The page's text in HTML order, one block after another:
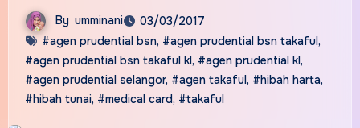
By umminani
03/03/2017
#agen prudential bsn, #agen prudential bsn takaful,
#agen prudential bsn takaful kl, #agen prudential kl,
#agen prudential selangor, #agen takaful, #hibah harta,
#hibah tunai, #medical card, #takaful